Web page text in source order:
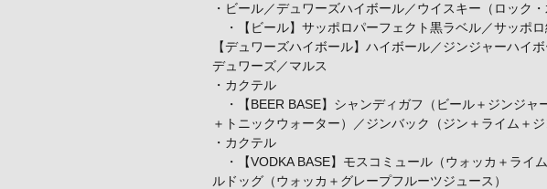
・ビール／デュワーズハイボール／ウイスキー（ロック・
・【ビール】サッポロパーフェクト黒ラベル／サッポ
【デュワーズハイボール】ハイボール／ジンジャーハイ
デュワーズ／マルス
・カクテル
・【BEER BASE】シャンディガフ（ビール＋ジンジャ
＋トニックウォーター）／ジンバック（ジン＋ライム＋ジ
・カクテル
・【VODKA BASE】モスコミュール（ウォッカ＋ライ
ルドッグ（ウォッカ＋グレープフルーツジュース）